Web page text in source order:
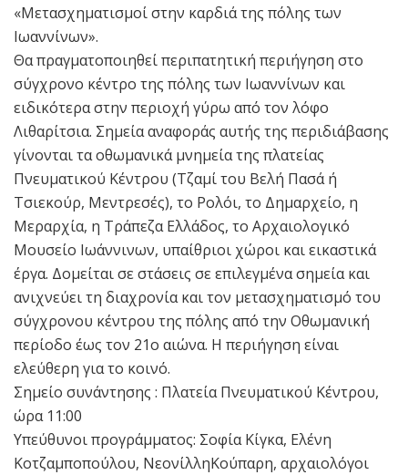
«Μετασχηματισμοί στην καρδιά της πόλης των
Ιωαννίνων».
Θα πραγματοποιηθεί περιπατητική περιήγηση στο
σύγχρονο κέντρο της πόλης των Ιωαννίνων και
ειδικότερα στην περιοχή γύρω από τον λόφο
Λιθαρίτσια. Σημεία αναφοράς αυτής της περιδιάβασης
γίνονται τα οθωμανικά μνημεία της πλατείας
Πνευματικού Κέντρου (Τζαμί του Βελή Πασά ή
Τσιεκούρ, Μεντρεσές), το Ρολόι, το Δημαρχείο, η
Μεραρχία, η Τράπεζα Ελλάδος, το Αρχαιολογικό
Μουσείο Ιωάννινων, υπαίθριοι χώροι και εικαστικά
έργα. Δομείται σε στάσεις σε επιλεγμένα σημεία και
ανιχνεύει τη διαχρονία και τον μετασχηματισμό του
σύγχρονου κέντρου της πόλης από την Οθωμανική
περίοδο έως τον 21ο αιώνα. Η περιήγηση είναι
ελεύθερη για το κοινό.
Σημείο συνάντησης : Πλατεία Πνευματικού Κέντρου,
ώρα 11:00
Υπεύθυνοι προγράμματος: Σοφία Κίγκα, Ελένη
Κοτζαμποπούλου, ΝεονίλληΚούπαρη, αρχαιολόγοι